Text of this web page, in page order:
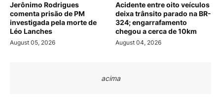
Jerônimo Rodrigues
comenta prisão de PM
investigada pela morte de
Léo Lanches
August 05, 2026
Acidente entre oito veículos
deixa trânsito parado na BR-
324; engarrafamento
chegou a cerca de 10km
August 04, 2026
acima